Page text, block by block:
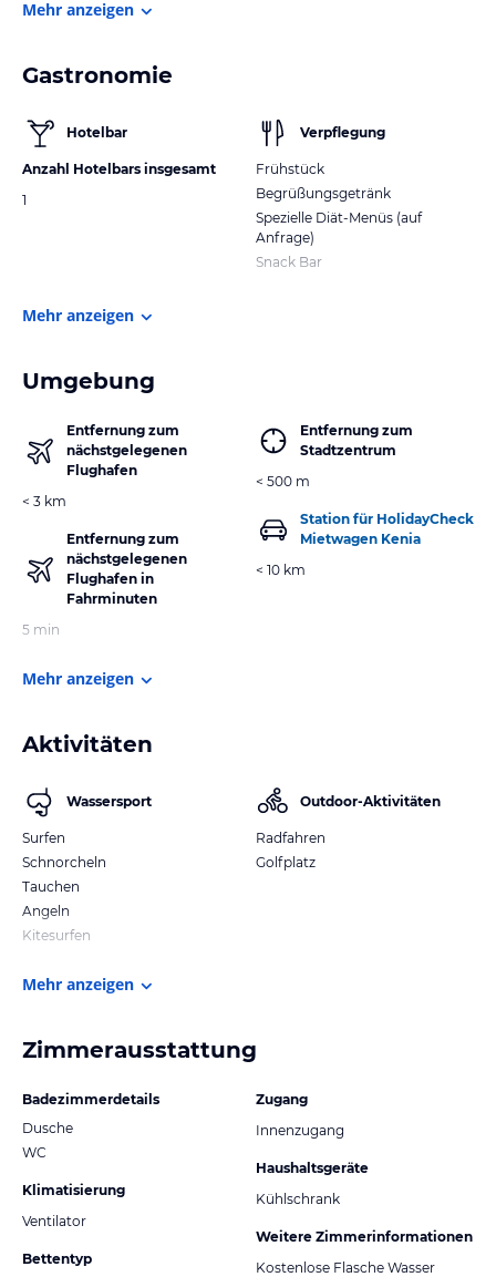
Mehr anzeigen
Gastronomie
Hotelbar
Anzahl Hotelbars insgesamt
1
Verpflegung
Frühstück
Begrüßungsgetränk
Spezielle Diät-Menüs (auf
Anfrage)
Snack Bar
Mehr anzeigen
Umgebung
Entfernung zum
nächstgelegenen
Flughafen
< 3 km
Entfernung zum
nächstgelegenen
Flughafen in
Fahrminuten
5 min
Entfernung zum
Stadtzentrum
< 500 m
Station für HolidayCheck
Mietwagen Kenia
< 10 km
Mehr anzeigen
Aktivitäten
Wassersport
Surfen
Schnorcheln
Tauchen
Angeln
Kitesurfen
Outdoor-Aktivitäten
Radfahren
Golfplatz
Mehr anzeigen
Zimmerausstattung
Badezimmerdetails
Dusche
WC
Klimatisierung
Ventilator
Bettentyp
Zugang
Innenzugang
Haushaltsgeräte
Kühlschrank
Weitere Zimmerinformationen
Kostenlose Flasche Wasser